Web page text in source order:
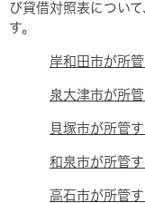
び貸借対照表につい
す。
岸和田市が所
泉大津市が所
貝塚市が所管
和泉市が所管
高石市が所管